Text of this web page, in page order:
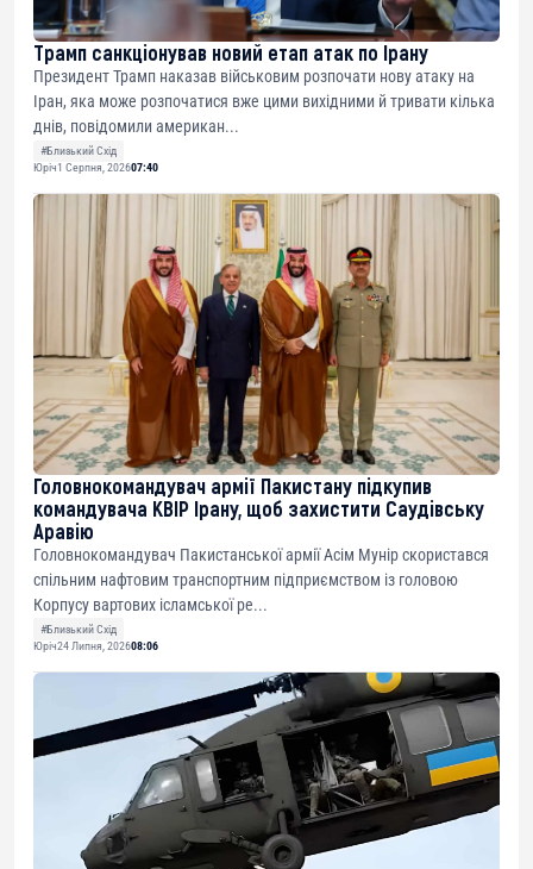
Трамп санкціонував новий етап атак по Ірану
Президент Трамп наказав військовим розпочати нову атаку на
Іран, яка може розпочатися вже цими вихідними й тривати кілька
днів, повідомили американ...
#Близький Схід
Юріч1 Серпня, 202607:40
Головнокомандувач армії Пакистану підкупив
командувача КВІР Ірану, щоб захистити Саудівську
Аравію
Головнокомандувач Пакистанської армії Асім Мунір скористався
спільним нафтовим транспортним підприємством із головою
Корпусу вартових ісламської ре...
#Близький Схід
Юріч24 Липня, 202608:06